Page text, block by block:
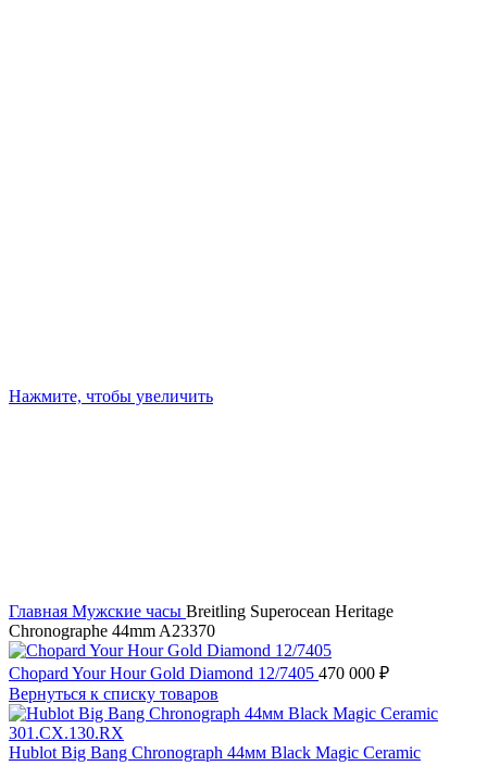
Нажмите, чтобы увеличить
Главная Мужские часы Breitling Superocean Heritage
Chronographe 44mm A23370
Chopard Your Hour Gold Diamond 12/7405 470 000 ₽
Вернуться к списку товаров
Hublot Big Bang Chronograph 44мм Black Magic Ceramic